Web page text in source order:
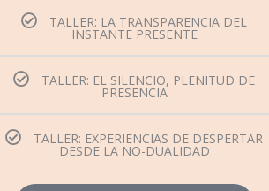
TALLER: LA TRANSPARENCIA DEL
INSTANTE PRESENTE
TALLER: EL SILENCIO, PLENITUD DE
PRESENCIA
TALLER: EXPERIENCIAS DE DESPERTAR
DESDE LA NO-DUALIDAD